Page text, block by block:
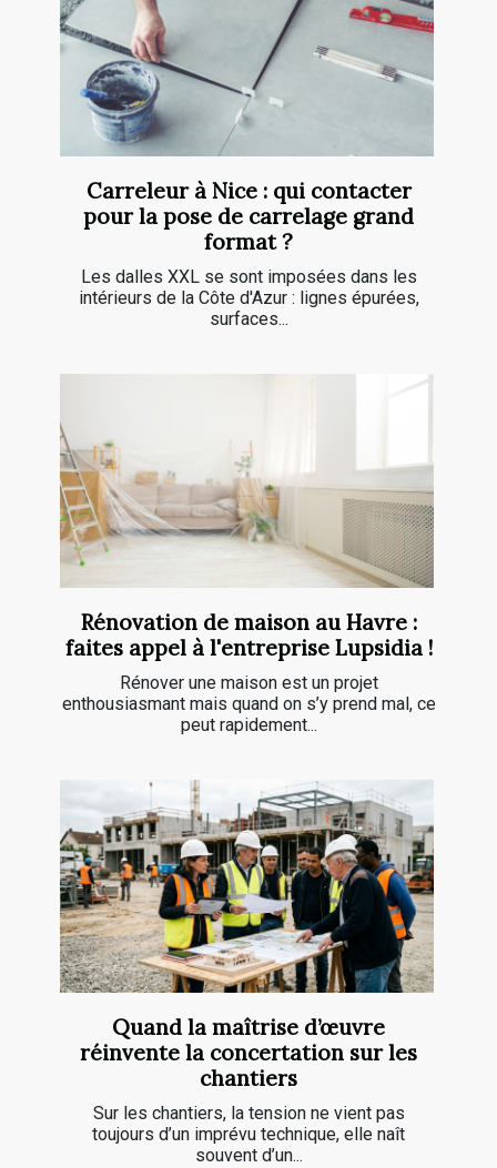
Carreleur à Nice : qui contacter
pour la pose de carrelage grand
format ?
Les dalles XXL se sont imposées dans les
intérieurs de la Côte d'Azur : lignes épurées,
surfaces...
Rénovation de maison au Havre :
faites appel à l'entreprise Lupsidia !
Rénover une maison est un projet
enthousiasmant mais quand on s’y prend mal, ce
peut rapidement...
Quand la maîtrise d’œuvre
réinvente la concertation sur les
chantiers
Sur les chantiers, la tension ne vient pas
toujours d’un imprévu technique, elle naît
souvent d’un...